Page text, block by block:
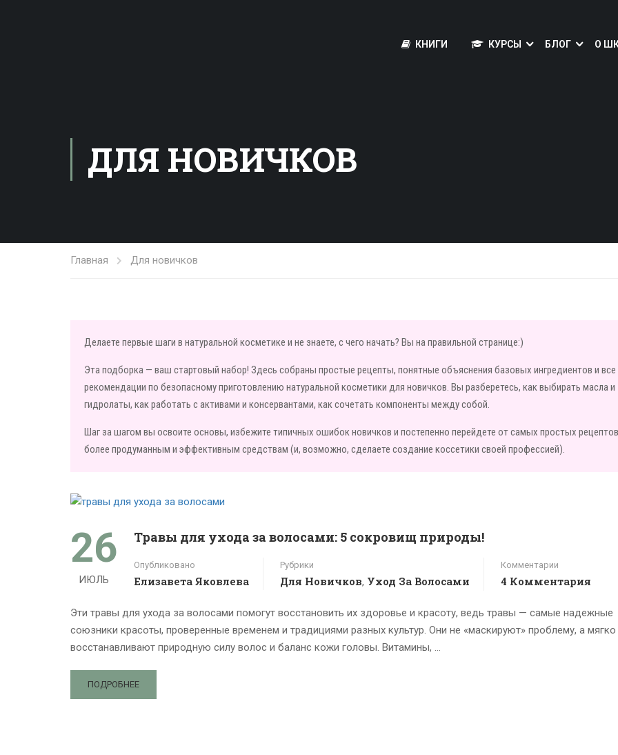
КНИГИ КУРСЫ БЛОГ О
ДЛЯ НОВИЧКОВ
Главная Для новичков
Делаете первые шаги в натуральной косметике и не знаете, с чего начать? Вы на правильной странице:)
Эта подборка — ваш стартовый набор! Здесь собраны простые рецепты, понятные объяснения базовых ингредиентов и все
рекомендации по безопасному приготовлению натуральной косметики для новичков. Вы разберетесь, как выбирать масла и
гидролаты, как работать с активами и консервантами, как сочетать компоненты между собой.
Шаг за шагом вы освоите основы, избежите типичных ошибок новичков и постепенно перейдете от самых простых
более продуманным и эффективным средствам (и, возможно, сделаете создание коссетики своей профессией).
26
ИЮЛЬ
Травы для ухода за волосами: 5 сокровищ природы!
Опубликовано
Елизавета Яковлева
Рубрики
Для Новичков, Уход За Волосами
Комментарии
4 Комментария
Эти травы для ухода за волосами помогут восстановить их здоровье и красоту, ведь травы — самые надежные
союзники красоты, проверенные временем и традициями разных культур. Они не «маскируют» проблему, а мягко
восстанавливают природную силу волос и баланс кожи головы. Витамины, …
ПОДРОБНЕЕ